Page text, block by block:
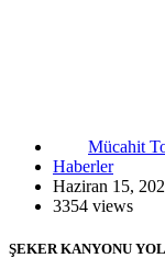
Mücahit
Haberler
Haziran 15,
3354 views
ŞEKER KANYONU